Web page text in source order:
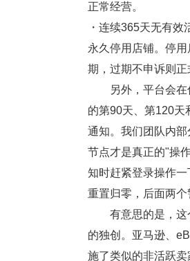
正常经营。
・ 连续365天无有效
永久停用店铺。停
期，过期不申诉则正
另外，平台会在
的第90天、第120天
通知。我们团队内
节点才是真正的"操
知时赶紧登录操作
重置归零，后面两个
有意思的是，这
的独创。亚马逊、
施了类似的非活跃